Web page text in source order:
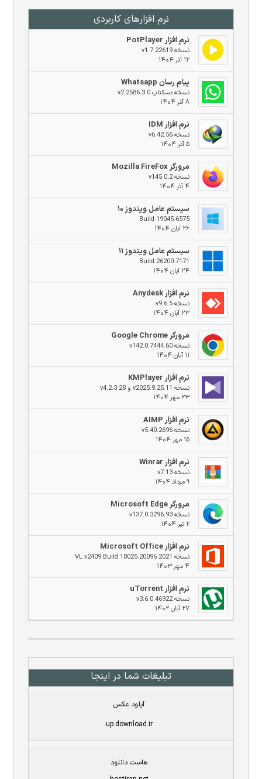
نرم افزار‌های کاربردی
نرم افزار PotPlayer
نسخه v1.7.22619
۱۲ آذر ۱۴۰۴
پیام رسان Whatsapp
نسخه دسکتاپ v2.2586.3.0
۸ آذر ۱۴۰۴
نرم افزار IDM
نسخه v6.42.56
۵ آذر ۱۴۰۴
مرورگر Mozilla FireFox
نسخه v145.0.2
۴ آذر ۱۴۰۴
سیستم عامل ویندوز ۱۰
Build 19045.6575
۲۶ آبان ۱۴۰۴
سیستم عامل ویندوز ۱۱
Build 26200.7171
۲۴ آبان ۱۴۰۴
نرم افزار Anydesk
نسخه v9.6.5
۲۳ آبان ۱۴۰۴
مرورگر Google Chrome
نسخه v142.0.7444.60
۱۱ آبان ۱۴۰۴
نرم افزار KMPlayer
نسخه v2025.9.25.11 و v4.2.3.28
۲۳ مهر ۱۴۰۴
نرم افزار AIMP
نسخه v5.40.2696
۱۵ مهر ۱۴۰۴
نرم افزار Winrar
نسخه v7.13
۹ مرداد ۱۴۰۴
مرورگر Microsoft Edge
نسخه v137.0.3296.93
۲ تیر ۱۴۰۴
نرم افزار Microsoft Office
نسخه 2021 VL v2409 Build 18025.20096
۴ مهر ۱۴۰۳
نرم افزار uTorrent
نسخه v3.6.0.46922
۲۷ آبان ۱۴۰۲
تبلیغات شما در اینجا
آپلود عکس
up.download.ir
هاست دانلود